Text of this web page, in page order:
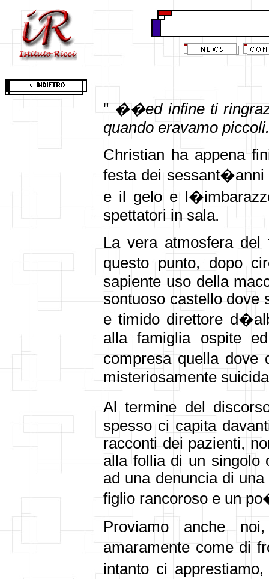
" ��ed infine ti
quando eravamo piccoli.
Christian ha appena
festa dei sessant�anni
e il gelo e
spettatori in sala.
La vera atmosfera
questo punto, dopo
sapiente uso della
sontuoso castello dove
e timido direttore
alla famiglia ospite
compresa quella
misteriosamente
Al termine del
spesso ci capita
racconti dei pazienti,
alla follia di un singolo
ad una denuncia di
figlio rancoroso e un
Proviamo anche
amaramente come di
intanto ci